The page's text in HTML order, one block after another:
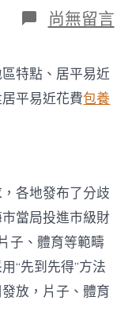
在
〈多
派
發
新
真
金
查
包
養
網
站
白
尚無留言
特點、居平易近
平易近花費包養
各地發布了分歧
當局投進市級財
子、體育等範疇
“先到先得”方法
放，片子、體育